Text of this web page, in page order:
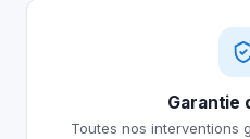
Garantie
Toutes nos interventions